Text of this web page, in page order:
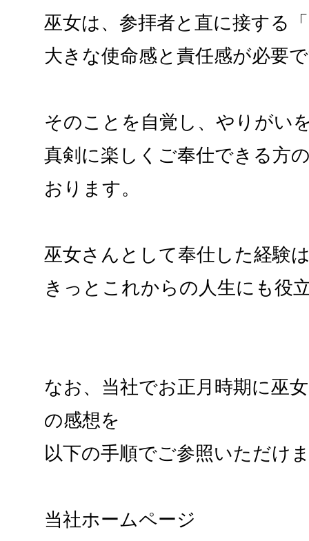
巫女は、参拝者と直に接する
大きな使命感と責任感が必要
そのことを自覚し、やりがい
真剣に楽しくご奉仕できる方
おります。
巫女さんとして奉仕した経験
きっとこれからの人生にも役
なお、当社でお正月時期に巫
の感想を
以下の手順でご参照いただけ
当社ホームページ